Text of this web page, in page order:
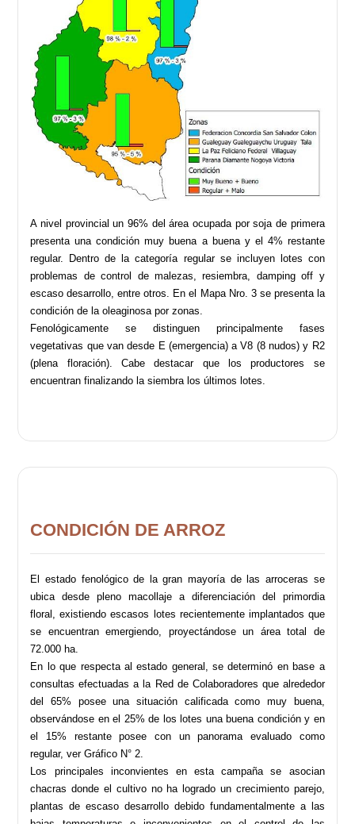
A nivel provincial un 96% del área ocupada por soja de primera
presenta una condición muy buena a buena y el 4% restante
regular. Dentro de la categoría regular se incluyen lotes con
problemas de control de malezas, resiembra, damping off y
escaso desarrollo, entre otros. En el Mapa Nro. 3 se presenta la
condición de la oleaginosa por zonas.
Fenológicamente se distinguen principalmente fases
vegetativas que van desde E (emergencia) a V8 (8 nudos) y R2
(plena floración). Cabe destacar que los productores se
encuentran finalizando la siembra los últimos lotes.
CONDICIÓN DE ARROZ
El estado fenológico de la gran mayoría de las arroceras se
ubica desde pleno macollaje a diferenciación del primordia
floral,existiendo escasos lotes recientemente implantados que
se encuentran emergiendo, proyectándose un área total de
72.000 ha.
En lo que respecta al estado general, se determinó en base a
consultas efectuadas a la Red de Colaboradores que alrededor
del 65% posee una situación calificada como muy buena,
observándose en el 25% de los lotes una buena condición y en
el 15% restante posee con un panorama evaluado como
regular, ver Gráfico N° 2.
Los principales inconvientes en esta campaña se asocian
chacras donde el cultivo no ha logrado un crecimiento parejo,
plantas de escaso desarrollo debido fundamentalmente a las